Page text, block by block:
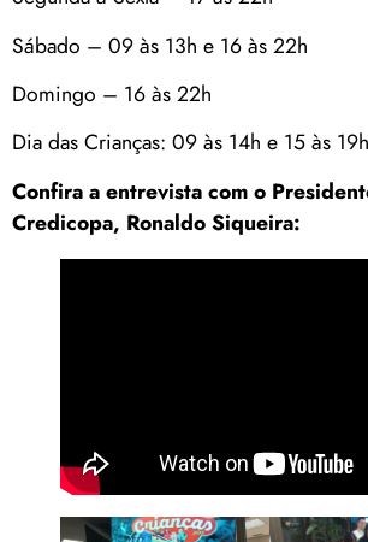
Sábado – 09 às 13h e 16 às 22h
Domingo – 16 às 22h
Dia das Crianças: 09 às 14h e 15 às
Confira a entrevista com o
Credicopa, Ronaldo Siqueira: